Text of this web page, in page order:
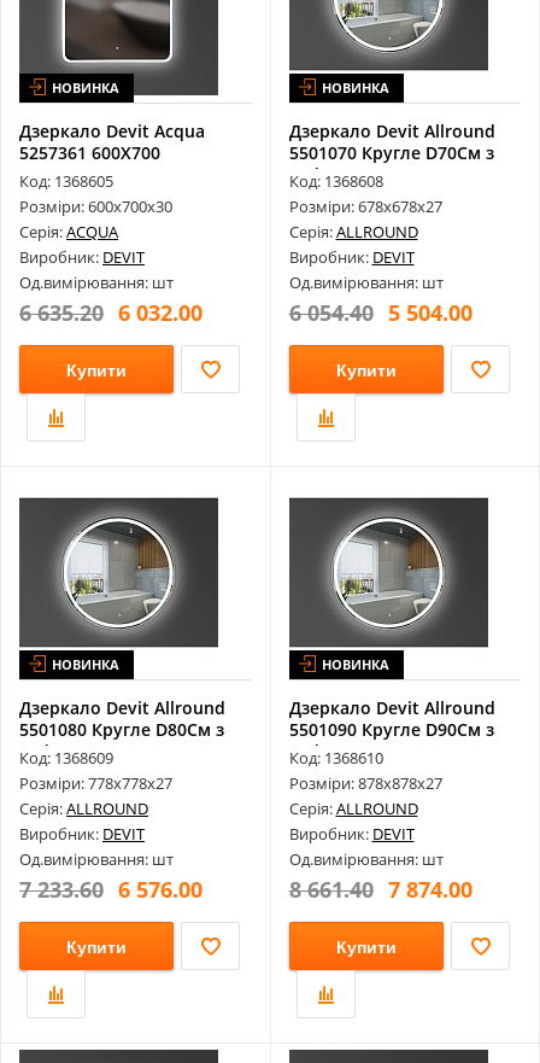
НОВИНКА
Дзеркало Devit Acqua
5257361 600Х700
Закруглене, з Т...
Код: 1368605
Розміри: 600х700х30
Серія:ACQUA
Виробник: DEVIT
Од.вимірювання: шт
6 635.20 6 032.00
Купити
НОВИНКА
Дзеркало Devit Allround
5501070 Кругле D70См з
Led П...
Код: 1368608
Розміри: 678х678х27
Серія:ALLROUND
Виробник: DEVIT
Од.вимірювання: шт
6 054.40 5 504.00
Купити
НОВИНКА
Дзеркало Devit Allround
5501080 Кругле D80См з
Led П...
Код: 1368609
Розміри: 778х778х27
Серія:ALLROUND
Виробник: DEVIT
Од.вимірювання: шт
7 233.60 6 576.00
Купити
НОВИНКА
Дзеркало Devit Allround
5501090 Кругле D90См з
Led П...
Код: 1368610
Розміри: 878х878х27
Серія:ALLROUND
Виробник: DEVIT
Од.вимірювання: шт
8 661.40 7 874.00
Купити